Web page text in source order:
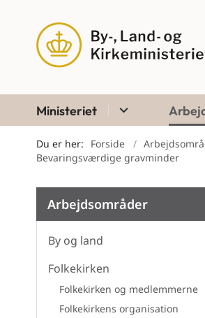
Ministeriet
Du er her: Forside
Bevaringsværdige gravminder
Arbejdsområder
By og land
Folkekirken
Folkekirken og medlemmerne
Folkekirkens organisation